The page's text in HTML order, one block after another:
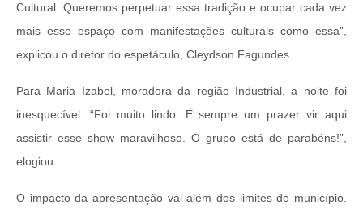
Cultural. Queremos perpetuar essa tradição e ocupar cada vez
mais esse espaço com manifestações culturais como essa”,
explicou o diretor do espetáculo, Cleydson Fagundes.
Para Maria Izabel, moradora da região Industrial, a noite foi
inesquecível. “Foi muito lindo. É sempre um prazer vir aqui
assistir esse show maravilhoso. O grupo está de parabéns!”,
elogiou.
O impacto da apresentação vai além dos limites do município.